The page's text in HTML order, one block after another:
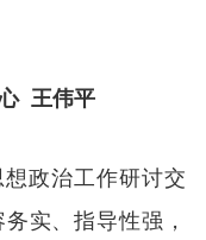
王伟平
政治工作研讨交
实、指导性强，